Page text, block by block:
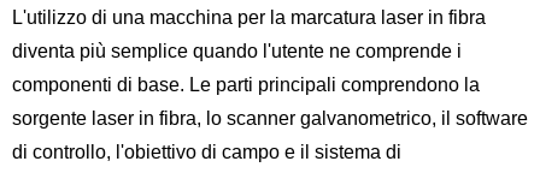
L'utilizzo di una macchina per la marcatura laser in fibra
diventa più semplice quando l'utente ne comprende i
componenti di base. Le parti principali comprendono la
sorgente laser in fibra, lo scanner galvanometrico, il software
di controllo, l'obiettivo di campo e il sistema di